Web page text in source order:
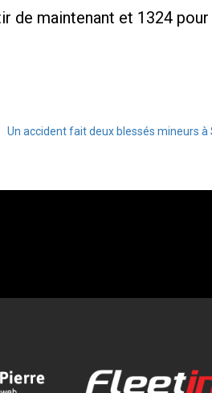
de maintenant et 1324 pour
Un accident fait deux blessés mineurs à